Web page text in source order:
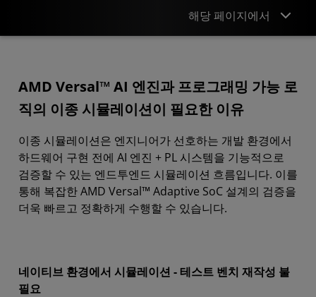
해당 페이지에서
텍스트 기반 시뮬레이션 흐름
모델 기반 시뮬레이션 흐름
추가 리소스
AMD Versal™ AI 엔진과 프로그래밍 가능 로
직의 이종 시뮬레이션이 필요한 이유
이종 시뮬레이션은 엔지니어가 선호하는 개발 환경에서
하드웨어 구현 전에 AI 엔진 + PL 시스템을 기능적으로
검증할 수 있는 엔드투엔드 시뮬레이션 흐름입니다. 이를
통해 복잡한 AMD Versal™ Adaptive SoC 설계의 검증을
더욱 빠르고 정확하게 수행할 수 있습니다.
네이티브 환경에서 시뮬레이션 - 테스트 벤치 재작성 불
필요